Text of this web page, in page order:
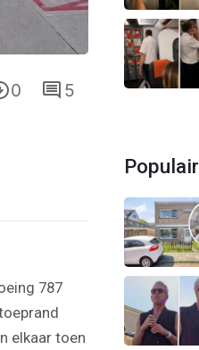
0 5
787
elkaar toen
Populair